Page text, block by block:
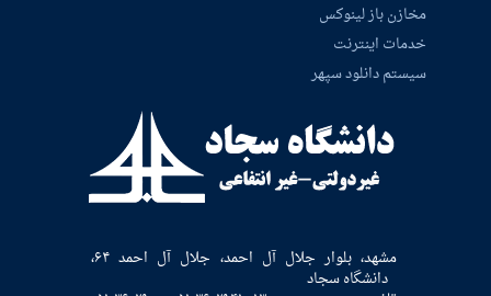
مخازن باز لینوکس
خدمات اینترنت
سیستم دانلود سپهر
مشهد، بلوار جلال آل احمد، جلال آل احمد ۶۴،
دانشگاه سجاد